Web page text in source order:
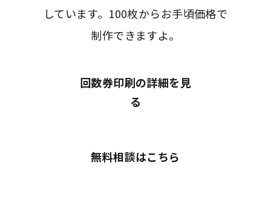
しています。100枚からお手頃価格で
制作できますよ。
回数券印刷の詳細を見
る
無料相談はこちら